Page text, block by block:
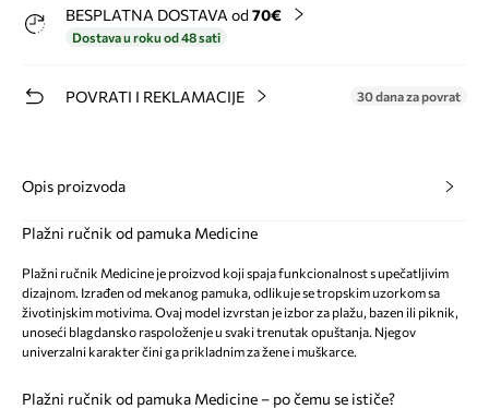
BESPLATNA DOSTAVA od 70€
Dostava u roku od 48 sati
POVRATI I REKLAMACIJE 30 dana za povrat
Opis proizvoda
Plažni ručnik od pamuka Medicine
Plažni ručnik Medicine je proizvod koji spaja funkcionalnost s upečatljivim
dizajnom. Izrađen od mekanog pamuka, odlikuje se tropskim uzorkom sa
životinjskim motivima. Ovaj model izvrstan je izbor za plažu, bazen ili piknik,
unoseći blagdansko raspoloženje u svaki trenutak opuštanja. Njegov
univerzalni karakter čini ga prikladnim za žene i muškarce.
Plažni ručnik od pamuka Medicine – po čemu se ističe?